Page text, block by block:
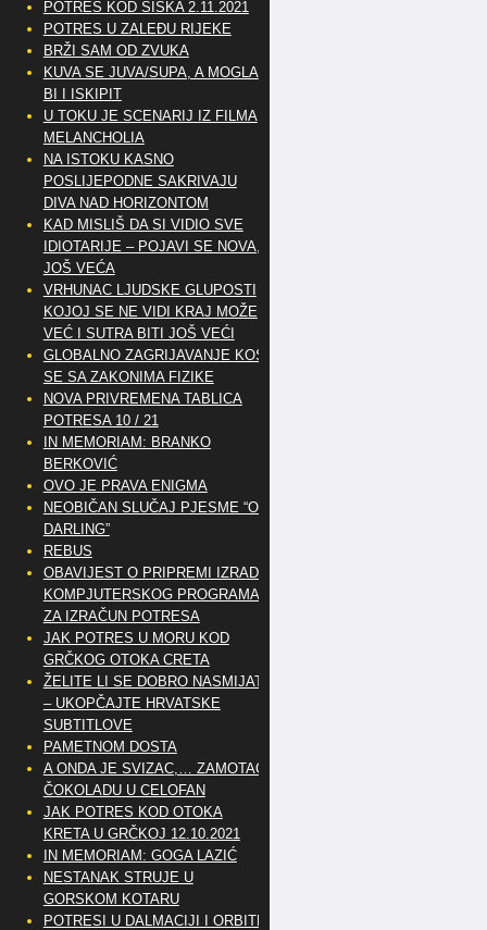
POTRES KOD SISKA 2.11.2021
POTRES U ZALEĐU RIJEKE
BRŽI SAM OD ZVUKA
KUVA SE JUVA/SUPA, A MOGLA
BI I ISKIPIT
U TOKU JE SCENARIJ IZ FILMA
MELANCHOLIA
NA ISTOKU KASNO
POSLIJEPODNE SAKRIVAJU
DIVA NAD HORIZONTOM
KAD MISLIŠ DA SI VIDIO SVE
IDIOTARIJE – POJAVI SE NOVA,..
JOŠ VEĆA
VRHUNAC LJUDSKE GLUPOSTI
KOJOJ SE NE VIDI KRAJ MOŽE
VEĆ I SUTRA BITI JOŠ VEĆI
GLOBALNO ZAGRIJAVANJE KOSI
SE SA ZAKONIMA FIZIKE
NOVA PRIVREMENA TABLICA
POTRESA 10 / 21
IN MEMORIAM: BRANKO
BERKOVIĆ
OVO JE PRAVA ENIGMA
NEOBIČAN SLUČAJ PJESME “OH
DARLING”
REBUS
OBAVIJEST O PRIPREMI IZRADE
KOMPJUTERSKOG PROGRAMA
ZA IZRAČUN POTRESA
JAK POTRES U MORU KOD
GRČKOG OTOKA CRETA
ŽELITE LI SE DOBRO NASMIJATI
– UKOPČAJTE HRVATSKE
SUBTITLOVE
PAMETNOM DOSTA
A ONDA JE SVIZAC,… ZAMOTAO
ČOKOLADU U CELOFAN
JAK POTRES KOD OTOKA
KRETA U GRČKOJ 12.10.2021
IN MEMORIAM: GOGA LAZIĆ
NESTANAK STRUJE U
GORSKOM KOTARU
POTRESI U DALMACIJI I ORBITE